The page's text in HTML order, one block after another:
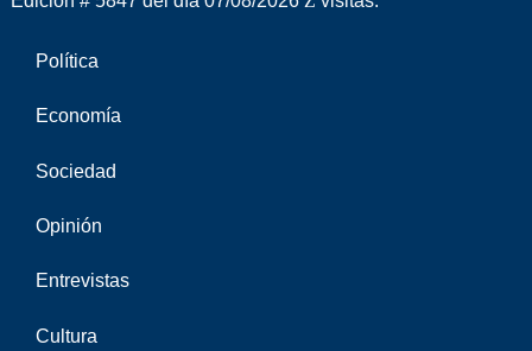
Política
Economía
Sociedad
Opinión
Entrevistas
Cultura